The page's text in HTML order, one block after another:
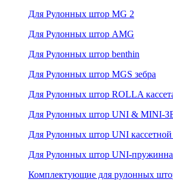
Для Рулонных штор MG 2
Для Рулонных штор AMG
Для Рулонных штор benthin
Для Рулонных штор MGS зебра
Для Рулонных штор ROLLA
Для Рулонных штор UNI & MINI-
Для Рулонных штор UNI
Для Рулонных штор UNI-
Комплектующие для рулонных